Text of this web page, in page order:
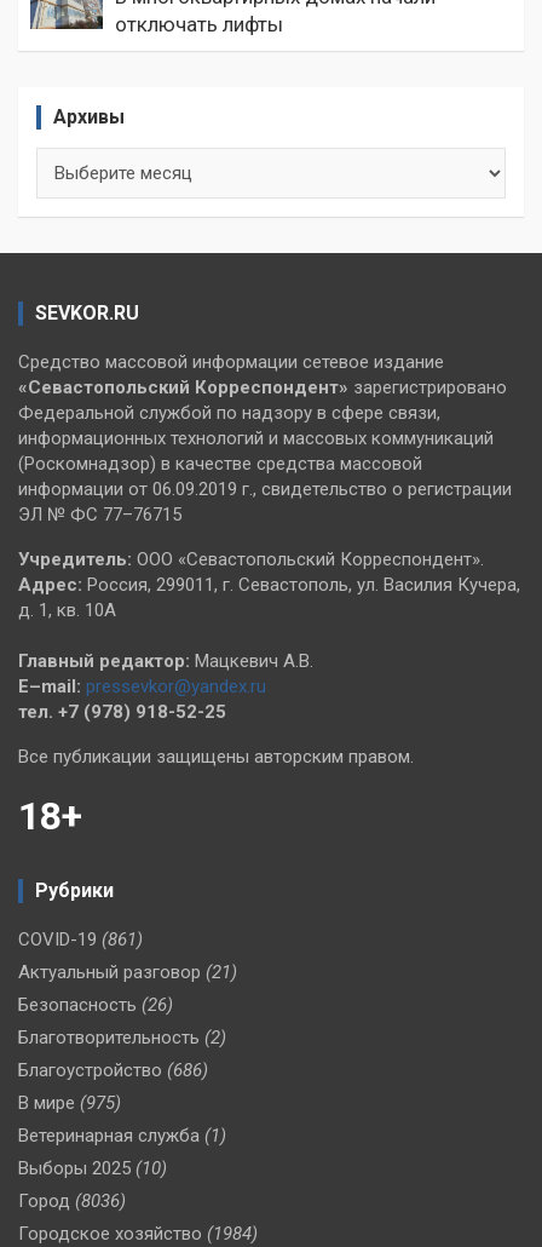
отключать лифты
Архивы
SEVKOR.RU
Средство массовой информации сетевое издание
«Севастопольский Корреспондент» зарегистрировано
Федеральной службой по надзору в сфере связи,
информационных технологий и массовых коммуникаций
(Роскомнадзор) в качестве средства массовой
информации от 06.09.2019 г., свидетельство о регистрации
ЭЛ № ФС 77–76715
Учредитель: ООО «Севастопольский Корреспондент».
Адрес: Россия, 299011, г. Севастополь, ул. Василия Кучера,
д. 1, кв. 10А
Главный редактор: Мацкевич А.В.
E–mail: pressevkor@yandex.ru
тел. +7 (978) 918-52-25
Все публикации защищены авторским правом.
18+
Рубрики
COVID-19 (861)
Актуальный разговор (21)
Безопасность (26)
Благотворительность (2)
Благоустройство (686)
В мире (975)
Ветеринарная служба (1)
Выборы 2025 (10)
Город (8036)
Городское хозяйство (1984)